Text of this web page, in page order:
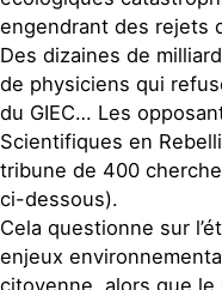
engendrant des rejets
Des dizaines de
de physiciens qui
du GIEC… Les
Scientifiques en
tribune de 400
ci-dessous).
Cela questionne sur
enjeux